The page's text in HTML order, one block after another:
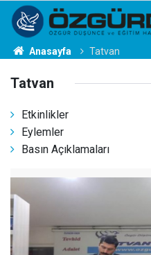
Anasayfa Tatvan
Tatvan
Etkinlikler
Eylemler
Basın Açıklamaları